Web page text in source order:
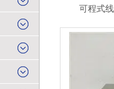
可程式